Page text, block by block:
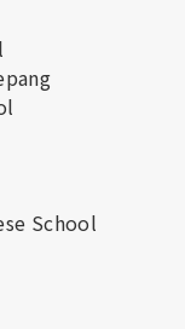
School